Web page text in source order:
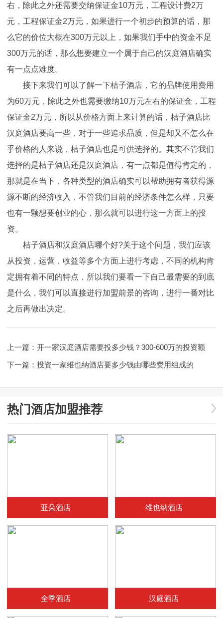
右，除此之外还需要交纳保证金10万元，工程设计费2万
元，工程保证金2万元，如果进行一个初步的预算的话，那
么它的价位大概在300万元以上，如果我们手中的资金不足
300万元的话，那么想要建立一个属于自己的汉庭酒店确实
有一点点难度。
接下来我们可以了解一下桔子酒店，它的品牌使用费用
为60万元，除此之外也需要缴纳10万元左右的保证金，工程
保证金2万元，所以从价格方面上来计算的话，桔子酒店比
汉庭酒店要高一些，对于一些追求品质，但是却又不怎么在
乎价格的人来说，桔子酒店也是可供选择的。其实不管我们
选择的是桔子酒店还是汉庭酒店，有一点都是值得肯定的，
那就是在当下，各种类型的酒店确实可以帮助拥有者获得源
源不断的经济收入，不管我们目前的经济条件怎么样，只要
也有一颗想要创业的心，那么就可以进行这一方面上的投
资。
桔子酒店和汉庭酒店哪个好?关于这个问题，我们应该
从投资，运营，收益等多个方面上进行考虑，不同的机构肯
定拥有着不同的特点，所以我们要看一下自己最需要的到底
是什么，我们可以直接进行加盟前景的咨询，进行一番对比
之后再做出决定。
上一篇： 开一家汉庭酒店需要投多少钱？300-600万的投资额
下一篇： 投资一家维也纳酒店要多少钱由哪些费用组成的
热门酒店加盟推荐
亚朵酒店 维也纳酒店
全季酒店 汉庭酒店